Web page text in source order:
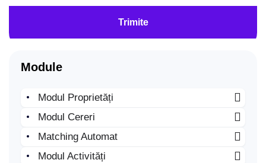
Module
Modul Proprietăți
Modul Cereri
Matching Automat
Modul Activități
Trimite